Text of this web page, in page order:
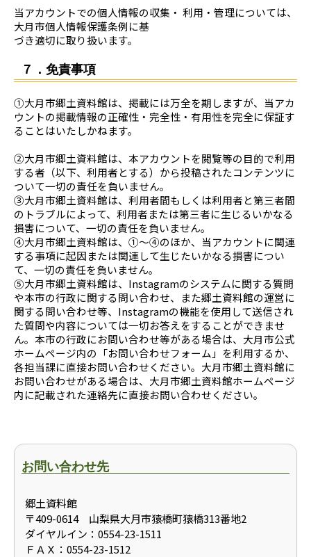
当アカウントでの個人情報の収集・ 利用・管理については、
大月市個人情報保護条例に基
づき適切に取り扱います。
７．免責事項
①大月市郷土資料館は、掲載には万全を期しますが、当アカ
ウントの掲載情報の正確性・完全性・有用性を完全に保証す
ることはいたしかねます。
②大月市郷土資料館は、本アカウントを閲覧等の目的で利用
する者（以下、利用者とする）から投稿されたコンテンツに
ついて一切の責任を負いません。
③大月市郷土資料館は、利用者間もしくは利用者と第三者間
のトラブルによって、利用者または第三者に生じるいかなる
損害について、一切の責任を負いません。
④大月市郷土資料館は、①～④のほか、当アカウントに関連
する事項に起因または関連して生じたいかなる損害につい
て、一切の責任を負いません。
⑤大月市郷土資料館は、Instagramのシステムに関する質問
や本市の行政に関する問い合わせ、また郷土資料館の運営に
関する問い合わせ等、Instagramの機能を使用して送信され
た質問や内容については一切お答えをすることができませ
ん。本市の行政にお問い合わせ等がある場合は、大月市公式
ホームページ内の「お問い合わせフォーム」を利用するか、
各担当課に直接お問い合わせください。大月市郷土資料館に
お問い合わせがある場合は、大月市郷土資料館ホームページ
内に記載された連絡先に直接お問い合わせください。
お問い合わせ先
郷土資料館
〒409-0614 山梨県大月市猿橋町猿橋313番地2
ダイヤルイン：0554-23-1511
ＦＡＸ：0554-23-1512